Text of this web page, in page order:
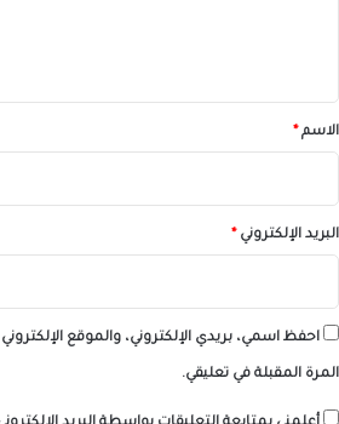
*الاسم *
البريد الإلكتروني *
احفظ اسمي، بريدي الإلكتروني، والموقع
المرة المقبلة في تعليقي.